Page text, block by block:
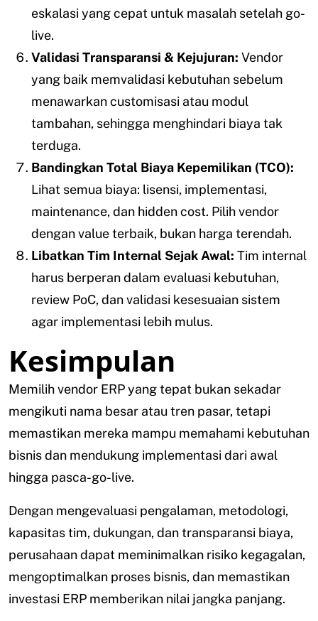
eskalasi yang cepat untuk masalah setelah go-
live.
Validasi Transparansi & Kejujuran: Vendor
yang baik memvalidasi kebutuhan sebelum
menawarkan customisasi atau modul
tambahan, sehingga menghindari biaya tak
terduga.
Bandingkan Total Biaya Kepemilikan (TCO):
Lihat semua biaya: lisensi, implementasi,
maintenance, dan hidden cost. Pilih vendor
dengan value terbaik, bukan harga terendah.
Libatkan Tim Internal Sejak Awal: Tim internal
harus berperan dalam evaluasi kebutuhan,
review PoC, dan validasi kesesuaian sistem
agar implementasi lebih mulus.
Kesimpulan
Memilih vendor ERP yang tepat bukan sekadar
mengikuti nama besar atau tren pasar, tetapi
memastikan mereka mampu memahami kebutuhan
bisnis dan mendukung implementasi dari awal
hingga pasca-go-live.
Dengan mengevaluasi pengalaman, metodologi,
kapasitas tim, dukungan, dan transparansi biaya,
perusahaan dapat meminimalkan risiko kegagalan,
mengoptimalkan proses bisnis, dan memastikan
investasi ERP memberikan nilai jangka panjang.